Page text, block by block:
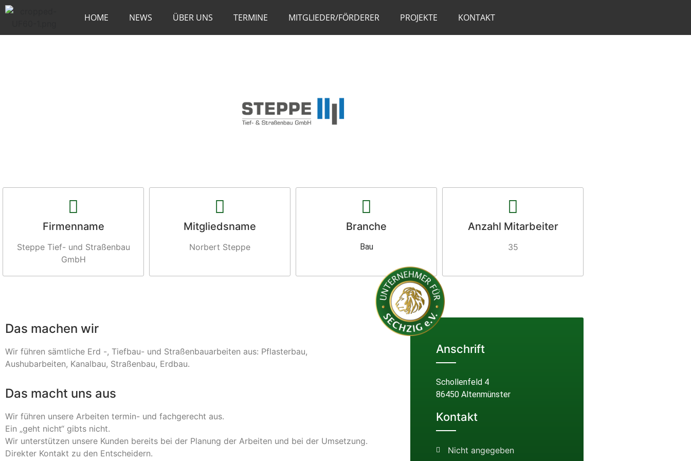
HOME NEWS ÜBER UNS TERMINE MITGLIEDER/FÖRDERER PROJEKTE KONTAKT
Firmenname
Steppe Tief- und Straßenbau
GmbH
Mitgliedsname
Norbert Steppe
Branche
Bau
Anzahl Mitarbeiter
35
Das machen wir
Wir führen sämtliche Erd -, Tiefbau- und Straßenbauarbeiten aus: Pflasterbau,
Aushubarbeiten, Kanalbau, Straßenbau, Erdbau.
Das macht uns aus
Wir führen unsere Arbeiten termin- und fachgerecht aus.
Ein „geht nicht“ gibts nicht.
Wir unterstützen unsere Kunden bereits bei der Planung der Arbeiten und bei der Umsetzung.
Direkter Kontakt zu den Entscheidern.
Anschrift
Schollenfeld 4
86450 Altenmünster
Kontakt
Nicht angegeben